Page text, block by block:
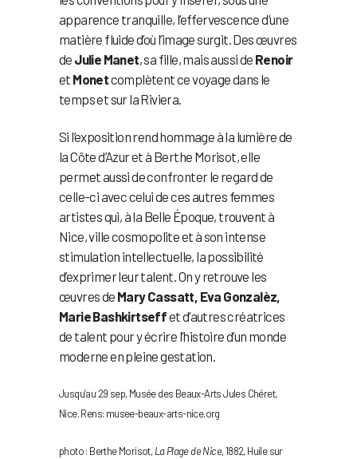
apparence tranquille, l’effervescence d’une
matière fluide d’où l’image surgit. Des œuvres
de Julie Manet, sa fille, mais aussi de Renoir
et Monetcomplètent ce voyage dans le
temps et sur la Riviera.
Si l’exposition rend hommage à la lumière de
la Côte d’Azur et à Berthe Morisot, elle
permet aussi de confronter le regard de
celle-ci avec celui de ces autres femmes
artistes qui, à la Belle Époque, trouvent à
Nice, ville cosmopolite et à son intense
stimulation intellectuelle, la possibilité
d’exprimer leur talent. On y retrouve les
œuvres de Mary Cassatt, Eva Gonzalèz,
Marie Bashkirtseffet d’autres créatrices
de talent pour y écrire l’histoire d’un monde
moderne en pleine gestation.
Jusqu’au 29 sep, Musée des Beaux-Arts Jules Chéret,
Nice. Rens: musee-beaux-arts-nice.org
photo : Berthe Morisot,La Plage de Nice, 1882, Huile sur